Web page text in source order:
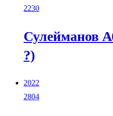
2230
Сулейманов
?)
2022
2804